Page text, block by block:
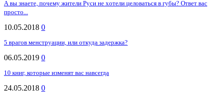
А вы знаете, почему жители Руси не хотели целоваться в губы? Ответ вас
просто...
10.05.2018 0
5 врагов менструации, или откуда задержка?
06.05.2019 0
10 книг, которые изменят вас навсегда
24.05.2018 0